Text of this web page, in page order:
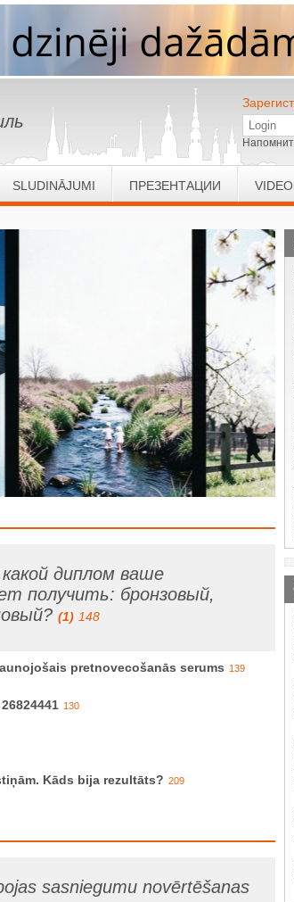
SLUDINĀJUMI ПРЕЗЕНТАЦИИ VIDEO
диплом ваше
получить: бронзовый,
(1) 148
pretnovecošanās serums 139
130
Kāds bija rezultāts? 209
sasniegumu novērtēšanas